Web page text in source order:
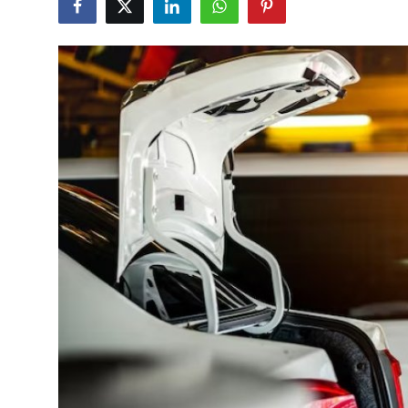
Bakım & Arıza Çözümleri
İkinci El & Ekspertiz
Muayene & Emisyon
Trafik Cezaları & Mevzuat
Ehliyet & Ruhsat İşlemleri
Sigorta & Kasko
Yakıt, LPG & Elektrikli